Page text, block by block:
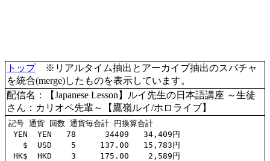
トップ※リアルタイム抽出とアーカイブ抽出のスパチャ
を統合(merge)したものを表示しています。
配信名：【Japanese Lesson】ルイ先生の日本語講座 ～生徒
さん：カリオペ先輩～【鷹嶺ルイ/ホロライブ】
記号 通貨 回数 通貨毎合計 円換算合計
YEN  YEN   78      34409   34,409円
   $  USD    5     137.00   15,783円
HK$  HKD    3     175.00    2,589円